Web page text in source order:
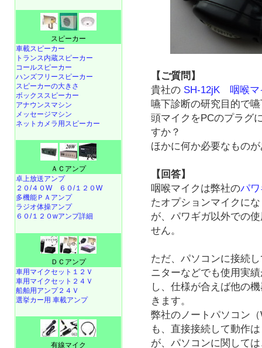
【ご質問】
貴社の SH-12jK 咽喉マ
嚥下診断の研究目的で
頭マイクをPCのプラグ
すか？
ほかに何か必要なもの
【回答】
咽喉マイクは弊社のパ
たオプションマイクに
が、パワギガ以外での
せん。
ただ、パソコンに接続
ニターなどでも使用実
し、仕様が合えば他の
きます。
弊社のノートパソコン
も、直接接続して動作
が、パソコンに関して
スピーカー
車載スピーカー
トランス内蔵スピーカー
コールスピーカー
ハンズフリースピーカー
スピーカーの大きさ
ボックススピーカー
アナウンスマシン
メッセージマシン
ネットカメラ用スピーカー
ＡＣアンプ
卓上放送アンプ
２０/４０W
６０/１２０W
多機能ＰＡアンプ
ラジオ体操アンプ
６０/１２０wアンプ詳細
ＤＣアンプ
車用マイクセット１２Ｖ
車用マイクセット２４Ｖ
船舶用アンプ２４Ｖ
選挙カー用 車載アンプ
有線マイク